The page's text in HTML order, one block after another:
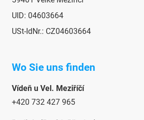
UID: 04603664
USt-IdNr.: CZ04603664
Wo Sie uns finden
Vídeň u Vel. Meziříčí
+420 732 427 965